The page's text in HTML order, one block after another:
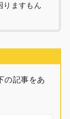
りますもん
の記事をあ